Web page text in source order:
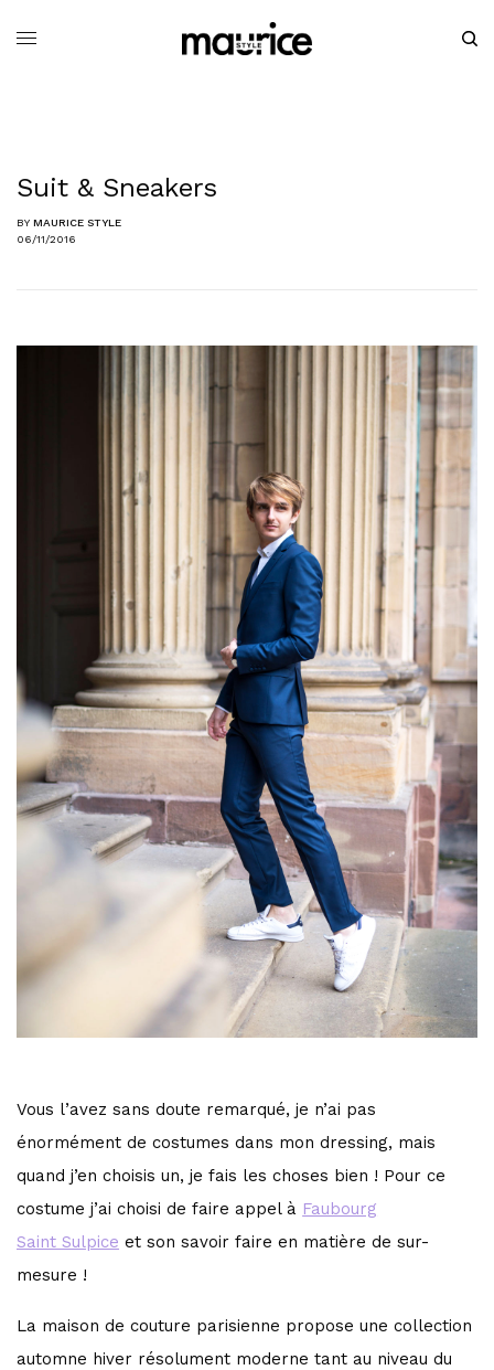
Suit & Sneakers
BY MAURICE STYLE
06/11/2016
Vous l’avez sans doute remarqué, je n’ai pas
énormément de costumes dans mon dressing, mais
quand j’en choisis un, je fais les choses bien ! Pour ce
costume j’ai choisi de faire appel à Faubourg
Saint Sulpice et son savoir faire en matière de sur-
mesure !
La maison de couture parisienne propose une collection
automne hiver résolument moderne tant au niveau du